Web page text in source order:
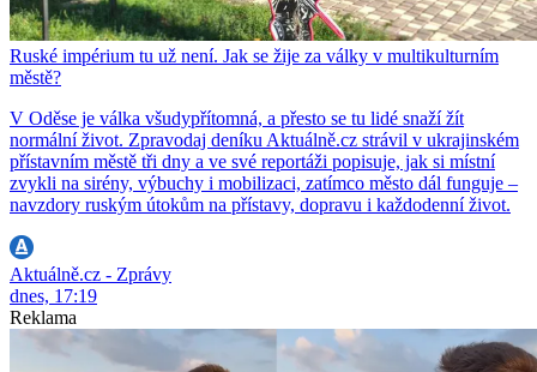
Ruské impérium tu už není. Jak se žije za války v multikulturním
městě?
V Oděse je válka všudypřítomná, a přesto se tu lidé snaží žít
normální život. Zpravodaj deníku Aktuálně.cz strávil v ukrajinském
přístavním městě tři dny a ve své reportáži popisuje, jak si místní
zvykli na sirény, výbuchy i mobilizaci, zatímco město dál funguje –
navzdory ruským útokům na přístavy, dopravu i každodenní život.
Aktuálně.cz - Zprávy
dnes, 17:19
Reklama